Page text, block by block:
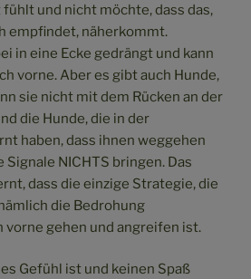
und nicht möchte, dass das,
empfindet, näherkommt.
in eine Ecke gedrängt und kann
vorne. Aber es gibt auch Hunde,
sie nicht mit dem Rücken an der
die Hunde, die in der
haben, dass ihnen weggehen
NICHTS bringen. Das
dass die einzige Strategie, die
die Bedrohung
vorne gehen und angreifen ist.
Gefühl ist und keinen Spaß